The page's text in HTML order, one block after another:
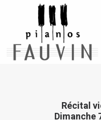
L’ENTREPRISERécital
Dimanche